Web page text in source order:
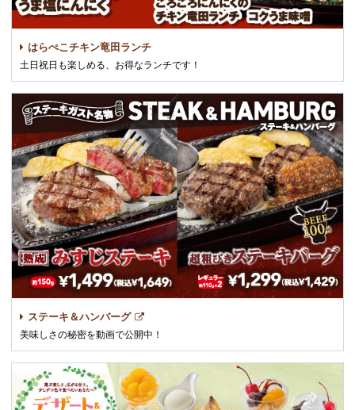
はらぺこチキン竜田ランチ
土日祝日も楽しめる、お得なランチです！
ステーキ＆ハンバーグ
美味しさの秘密を動画で公開中！